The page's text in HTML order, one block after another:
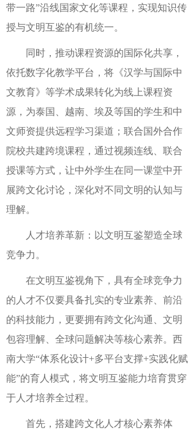
带一路”沿线国家文化等课程，实现知识传
授与文明互鉴的有机统一。
同时，推动课程资源的国际化共享，
依托数字化教学平台，将《汉学与国际中
文教育》等学术成果转化为线上课程资
源，为泰国、越南、埃及等国的学生和中
文师资提供远程学习渠道；联合国外合作
院校共建跨境课程，通过视频连线、联合
授课等方式，让中外学生在同一课堂中开
展跨文化讨论，深化对不同文明的认知与
理解。
人才培养革新：以文明互鉴塑造全球
竞争力。
在文明互鉴视角下，具有全球竞争力
的人才不仅要具备扎实的专业素养、前沿
的科技能力，更要拥有跨文化沟通、文明
包容理解、全球问题解决等核心素养。西
南大学“体系化设计+多平台支撑+实践化赋
能”的育人模式，将文明互鉴能力培育贯穿
于人才培养全过程。
首先，搭建跨文化人才核心素养体